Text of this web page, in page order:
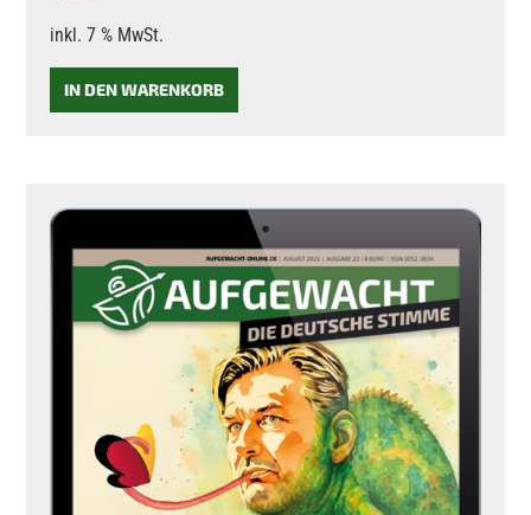
inkl. 7 % MwSt.
IN DEN WARENKORB